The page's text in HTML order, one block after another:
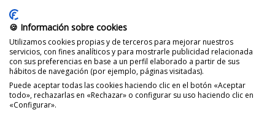
🍪 Información sobre cookies
Utilizamos cookies propias y de terceros para mejorar nuestros
servicios, con fines analíticos y para mostrarle publicidad relacionada
con sus preferencias en base a un perfil elaborado a partir de sus
hábitos de navegación (por ejemplo, páginas visitadas).
Puede aceptar todas las cookies haciendo clic en el botón «Aceptar
todo», rechazarlas en «Rechazar» o configurar su uso haciendo clic en
«Configurar».